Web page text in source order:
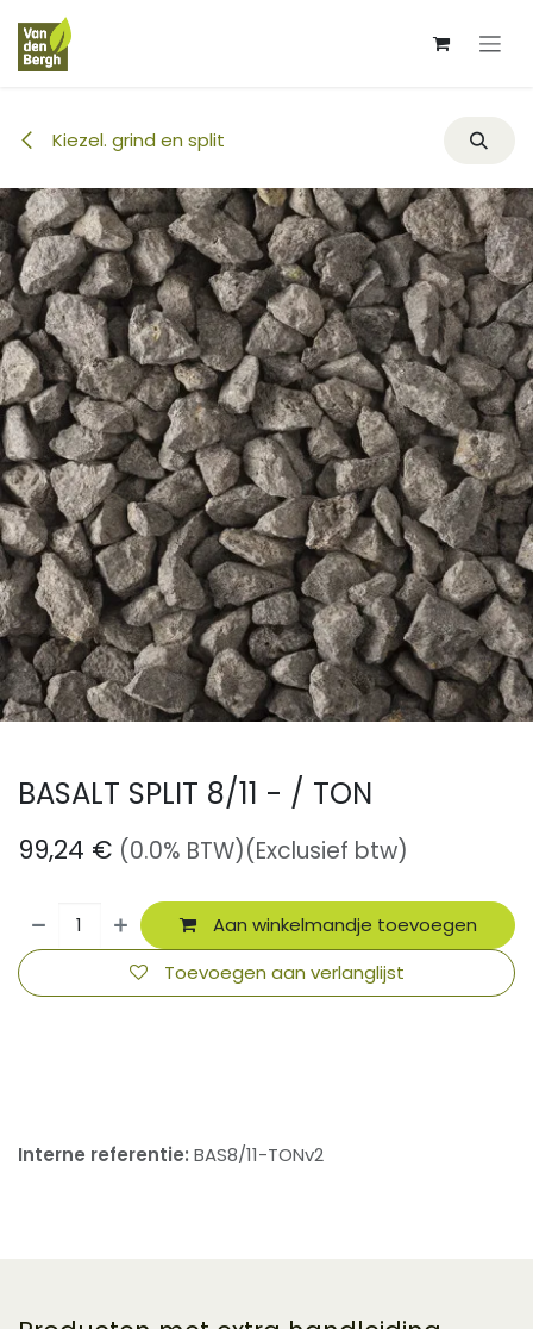
Overslaan naar inhoud
Kiezel. grind en split
BASALT SPLIT 8/11 - / TON
99,24 € (0.0% BTW)(Exclusief btw)
Aan winkelmandje toevoegen
Toevoegen aan verlanglijst
Interne referentie: BAS8/11-TONv2